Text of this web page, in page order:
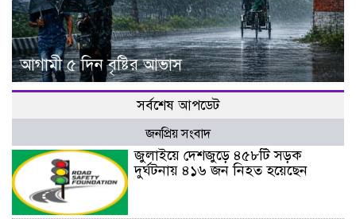
আগামী ৫ দিন বৃষ্টির আভাস
সর্বশেষ আপডেট
জনপ্রিয় সংবাদ
জুলাইয়ে দেশজুড়ে ৪৫৮টি সড়ক
দুর্ঘটনায় ৪১৬ জন নিহত হয়েছেন